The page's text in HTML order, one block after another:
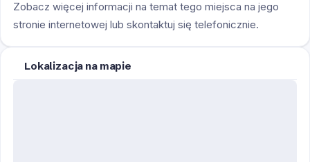
Zobacz więcej informacji na temat tego miejsca na jego
stronie internetowej lub skontaktuj się telefonicznie.
Lokalizacja na mapie